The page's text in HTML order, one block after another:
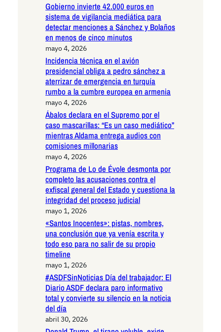
Gobierno invierte 42.000 euros en
sistema de vigilancia mediática para
detectar menciones a Sánchez y Bolaños
en menos de cinco minutos
mayo 4, 2026
Incidencia técnica en el avión
presidencial obliga a pedro sánchez a
aterrizar de emergencia en turquía
rumbo a la cumbre europea en armenia
mayo 4, 2026
Ábalos declara en el Supremo por el
caso mascarillas: “Es un caso mediático”
mientras Aldama entrega audios con
comisiones millonarias
mayo 4, 2026
Programa de Lo de Évole desmonta por
completo las acusaciones contra el
exfiscal general del Estado y cuestiona la
integridad del proceso judicial
mayo 1, 2026
«Santos Inocentes»: pistas, nombres,
una conclusión que ya venía escrita y
todo eso para no salir de su propio
timeline
mayo 1, 2026
#ASDFSinNoticias Día del trabajador: El
Diario ASDF declara paro informativo
total y convierte su silencio en la noticia
del día
abril 30, 2026